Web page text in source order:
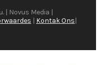
| Novus Media |
| Kontak Ons|